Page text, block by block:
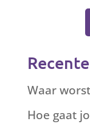
Waar
Hoe gaat